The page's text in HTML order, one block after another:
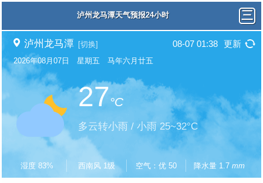
泸州龙马潭天气预报24小时
泸州龙马潭 [切换] 08-07 01:38 更新
2026年08月07日 星期五 马年六月廿五
27°C
多云转小雨 / 小雨 25~32°C
湿度 83% 西南风 1级 空气：优 50 降水量 1.7mm